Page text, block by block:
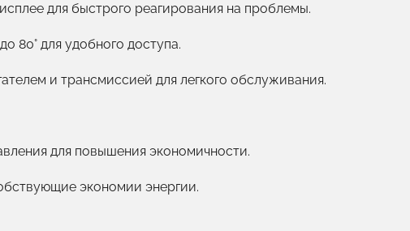
для быстрого реагирования на проблемы.
80° для удобного доступа.
и трансмиссией для легкого обслуживания.
для повышения экономичности.
экономии энергии.